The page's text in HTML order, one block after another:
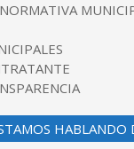
HABLANDO